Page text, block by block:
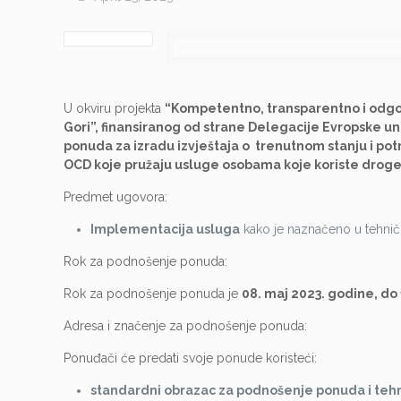
U okviru projekta “Kompetentno, transparentno i
Gori”, finansiranog od strane Delegacije Evropske
ponuda za izradu izvještaja o trenutnom stanju i
OCD koje pružaju usluge osobama koje koriste
Predmet ugovora:
Implementacija usluga kako je naznačeno u
Rok za podnošenje ponuda:
Rok za podnošenje ponuda je 08. maj 2023. godine, do
Adresa i značenje za podnošenje ponuda:
Ponuđači će predati svoje ponude koristeći:
standardni obrazac za podnošenje ponuda i